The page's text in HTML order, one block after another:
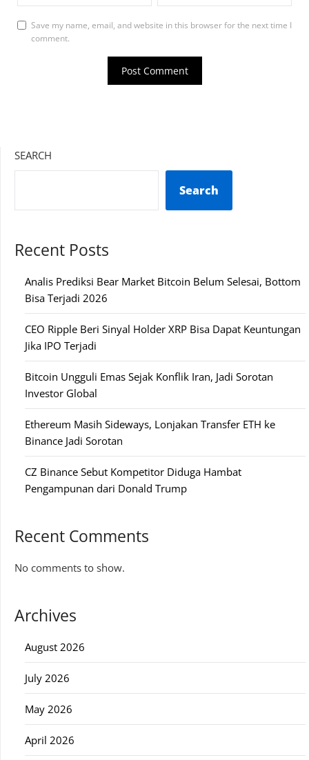
Save my name, email, and website in this browser for the next time I
comment.
SEARCH
Search
Recent Posts
Analis Prediksi Bear Market Bitcoin Belum Selesai, Bottom
Bisa Terjadi 2026
CEO Ripple Beri Sinyal Holder XRP Bisa Dapat Keuntungan
Jika IPO Terjadi
Bitcoin Ungguli Emas Sejak Konflik Iran, Jadi Sorotan
Investor Global
Ethereum Masih Sideways, Lonjakan Transfer ETH ke
Binance Jadi Sorotan
CZ Binance Sebut Kompetitor Diduga Hambat
Pengampunan dari Donald Trump
Recent Comments
No comments to show.
Archives
August 2026
July 2026
May 2026
April 2026